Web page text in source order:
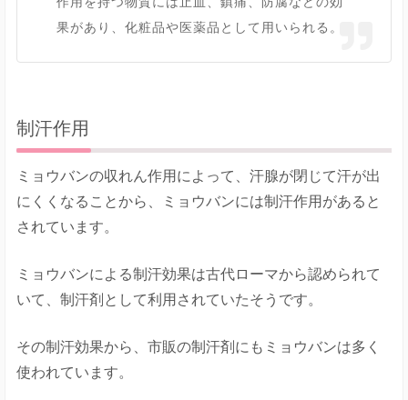
果があり、化粧品や医薬品として用いられる。
制汗作用
ミョウバンの収れん作用によって、汗腺が閉じて汗が出
にくくなることから、ミョウバンには制汗作用があると
されています。
ミョウバンによる制汗効果は古代ローマから認められて
いて、制汗剤として利用されていたそうです。
その制汗効果から、市販の制汗剤にもミョウバンは多く
使われています。